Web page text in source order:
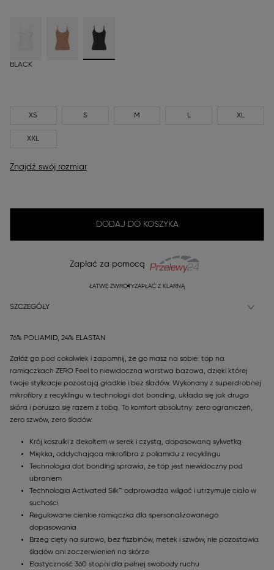
BLACK
XS S M L XL
XXL
Znajdź swój rozmiar
DODAJ DO KOSZYKA
Zapłać za pomocą
ŁATWE ZWROTYZAPŁAĆ Z KLARNĄ
SZCZEGÓŁY
76% POLIAMID, 24% ELASTAN
Załóż go pod cokolwiek i zapomnij, że go masz na sobie: top na
ramiączkach ZERO Feel to niewidoczna warstwa bazowa, dzięki której
twoje stylizacje pozostają gładkie i bez śladów. Wykonany z superdrobnej
mikrofibry z recyklingu w technologii dot bonding, układa się jak druga
skóra i porusza się razem z tobą. To komfort absolutny: zero ograniczeń,
zero szwów, zero śladów.
Krój koszulki z dekoltem w serek i czystą, dopasowaną sylwetką
Miękka, oddychająca mikrofibra z poliamidu z recyklingu
Technologia dot bonding sprawia, że top jest niewidoczny pod
ubraniem
Technologia Activated Silk™ odprowadza wilgoć i utrzymuje ciało w
suchości
Regulowane cienkie ramiączka dla spersonalizowanego
dopasowania
Brzeg cięty na surowo, bez fiszbinów, metek i szwów, nie pozostawia
śladów ani zaczerwienień na skórze
Elastyczność 360 stopni dla pełnej swobody ruchu